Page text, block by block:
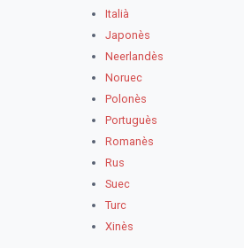
Italià
Japonès
Neerlandès
Noruec
Polonès
Portuguès
Romanès
Rus
Suec
Turc
Xinès